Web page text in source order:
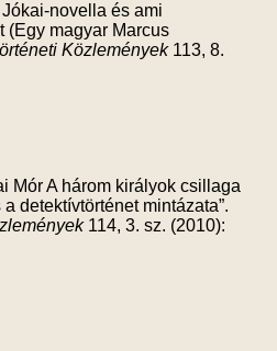
Jókai-novella és ami
(Egy magyar Marcus
Közlemények113, 8.
Mór A három királyok csillaga
detektívtörténet mintázata”.
114, 3. sz. (2010):